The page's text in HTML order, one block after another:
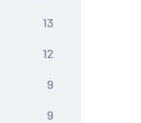
13
12
9
9